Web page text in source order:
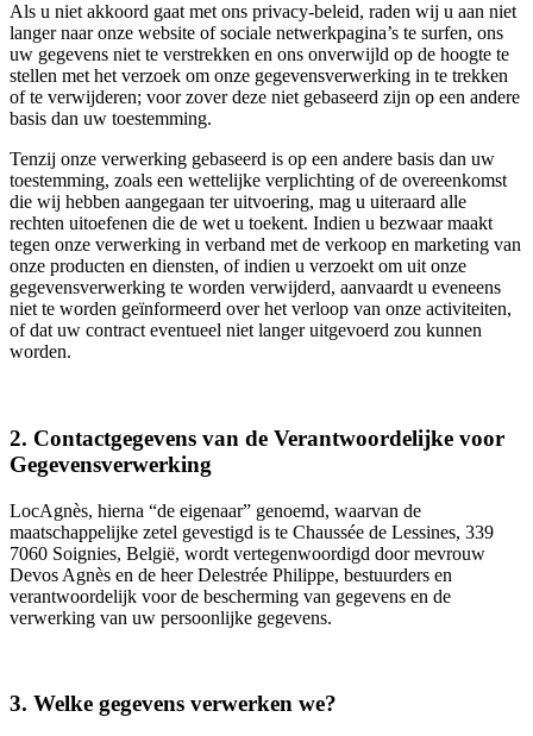
Als u niet akkoord gaat met ons privacy-beleid, raden wij u aan niet
langer naar onze website of sociale netwerkpagina’s te surfen, ons
uw gegevens niet te verstrekken en ons onverwijld op de hoogte te
stellen met het verzoek om onze gegevensverwerking in te trekken
of te verwijderen; voor zover deze niet gebaseerd zijn op een andere
basis dan uw toestemming.
Tenzij onze verwerking gebaseerd is op een andere basis dan uw
toestemming, zoals een wettelijke verplichting of de overeenkomst
die wij hebben aangegaan ter uitvoering, mag u uiteraard alle
rechten uitoefenen die de wet u toekent. Indien u bezwaar maakt
tegen onze verwerking in verband met de verkoop en marketing van
onze producten en diensten, of indien u verzoekt om uit onze
gegevensverwerking te worden verwijderd, aanvaardt u eveneens
niet te worden geïnformeerd over het verloop van onze activiteiten,
of dat uw contract eventueel niet langer uitgevoerd zou kunnen
worden.
2. Contactgegevens van de Verantwoordelijke voor
Gegevensverwerking
LocAgnès, hierna “de eigenaar” genoemd, waarvan de
maatschappelijke zetel gevestigd is te Chaussée de Lessines, 339
7060 Soignies, België, wordt vertegenwoordigd door mevrouw
Devos Agnès en de heer Delestrée Philippe, bestuurders en
verantwoordelijk voor de bescherming van gegevens en de
verwerking van uw persoonlijke gegevens.
3. Welke gegevens verwerken we?